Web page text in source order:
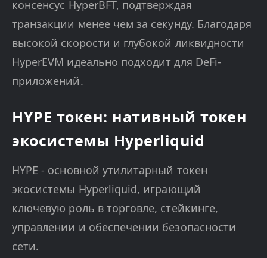
консенсус HyperBFT, подтверждая
транзакции менее чем за секунду. Благодаря
высокой скорости и глубокой ликвидности
HyperEVM идеально подходит для DeFi-
приложений.
HYPE токен: нативный токен
экосистемы Hyperliquid
HYPE - основной утилитарный токен
экосистемы Hyperliquid, играющий
ключевую роль в торговле, стейкинге,
управлении и обеспечении безопасности
сети.